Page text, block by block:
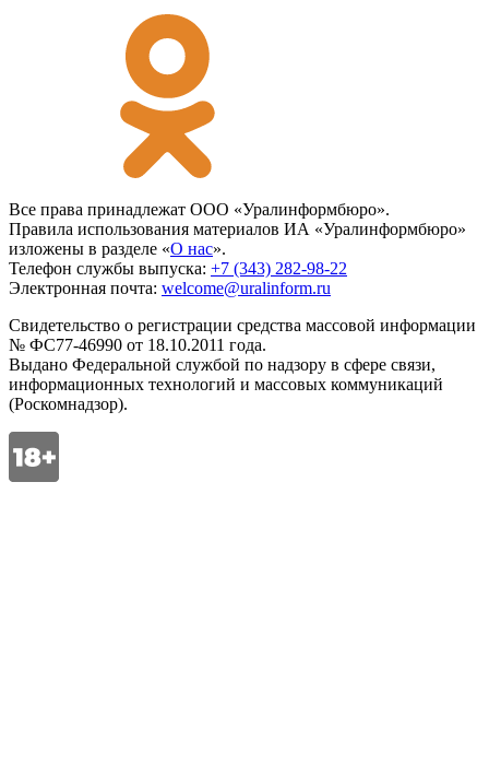
Все права принадлежат ООО «Уралинформбюро».
Правила использования материалов ИА «Уралинформбюро»
изложены в разделе «О нас».
Телефон службы выпуска: +7 (343) 282-98-22
Электронная почта: welcome@uralinform.ru
Свидетельство о регистрации средства массовой информации
№ ФС77-46990 от 18.10.2011 года.
Выдано Федеральной службой по надзору в сфере связи,
информационных технологий и массовых коммуникаций
(Роскомнадзор).